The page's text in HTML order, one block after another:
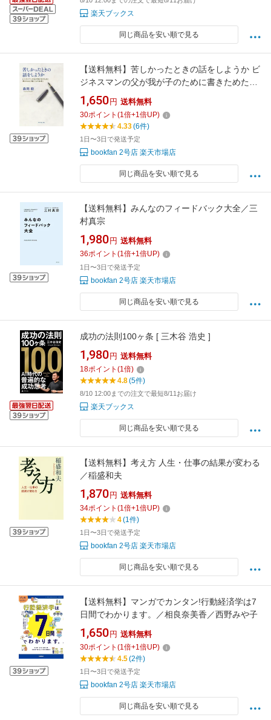
楽天ブックス
同じ商品を安い順で見る
【送料無料】苦しかったときの話をしようか ビ
ジネスマンの父が我が子のために書きためた
「働くことの本質」／森岡毅
1,650 円 送料無料
30ポイント (1倍+1倍UP)
4.33(6件)
1日〜3日で発送予定
bookfan 2号店 楽天市場店
同じ商品を安い順で見る
【送料無料】みんなのフィードバック大全／三
村真宗
1,980 円 送料無料
36ポイント (1倍+1倍UP)
1日〜3日で発送予定
bookfan 2号店 楽天市場店
同じ商品を安い順で見る
成功の法則100ヶ条 [ 三木谷 浩史 ]
1,980 円 送料無料
18ポイント (1倍)
4.8(5件)
8/10 12:00までの注文で最短8/11お届け
楽天ブックス
同じ商品を安い順で見る
【送料無料】考え方 人生・仕事の結果が変わる
／稲盛和夫
1,870 円 送料無料
34ポイント (1倍+1倍UP)
4(1件)
1日〜3日で発送予定
bookfan 2号店 楽天市場店
同じ商品を安い順で見る
【送料無料】マンガでカンタン!行動経済学は7
日間でわかります。／相良奈美香／西野みや子
1,650 円 送料無料
30ポイント (1倍+1倍UP)
4.5(2件)
1日〜3日で発送予定
bookfan 2号店 楽天市場店
同じ商品を安い順で見る